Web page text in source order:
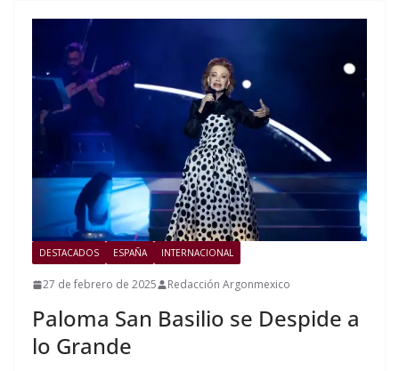
DESTACADOS ESPAÑA INTERNACIONAL
27 de febrero de 2025 Redacción Argonmexico
Paloma San Basilio se Despide a
lo Grande